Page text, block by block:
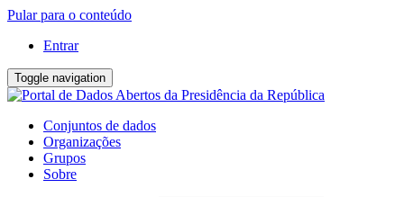
Pular para o conteúdo
Entrar
Toggle navigation
Conjuntos de dados
Organizações
Grupos
Sobre